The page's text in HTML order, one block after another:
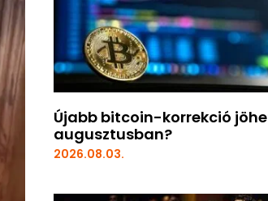
Újabb bitcoin-korrekció
augusztusban?
2026.08.03.